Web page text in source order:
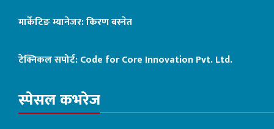
मार्केटिङ म्यानेजर: किरण बस्नेत
टेक्निकल सपोर्ट:Code for Core Innovation Pvt. Ltd.
स्पेसल कभरेज